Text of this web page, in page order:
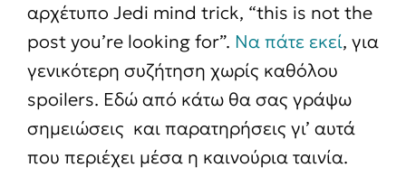
αρχέτυπο Jedi mind trick, “this is not the
post you’re looking for”. Να πάτε εκεί, για
γενικότερη συζήτηση χωρίς καθόλου
spoilers. Εδώ από κάτω θα σας γράψω
σημειώσεις και παρατηρήσεις γι’ αυτά
που περιέχει μέσα η καινούρια ταινία.